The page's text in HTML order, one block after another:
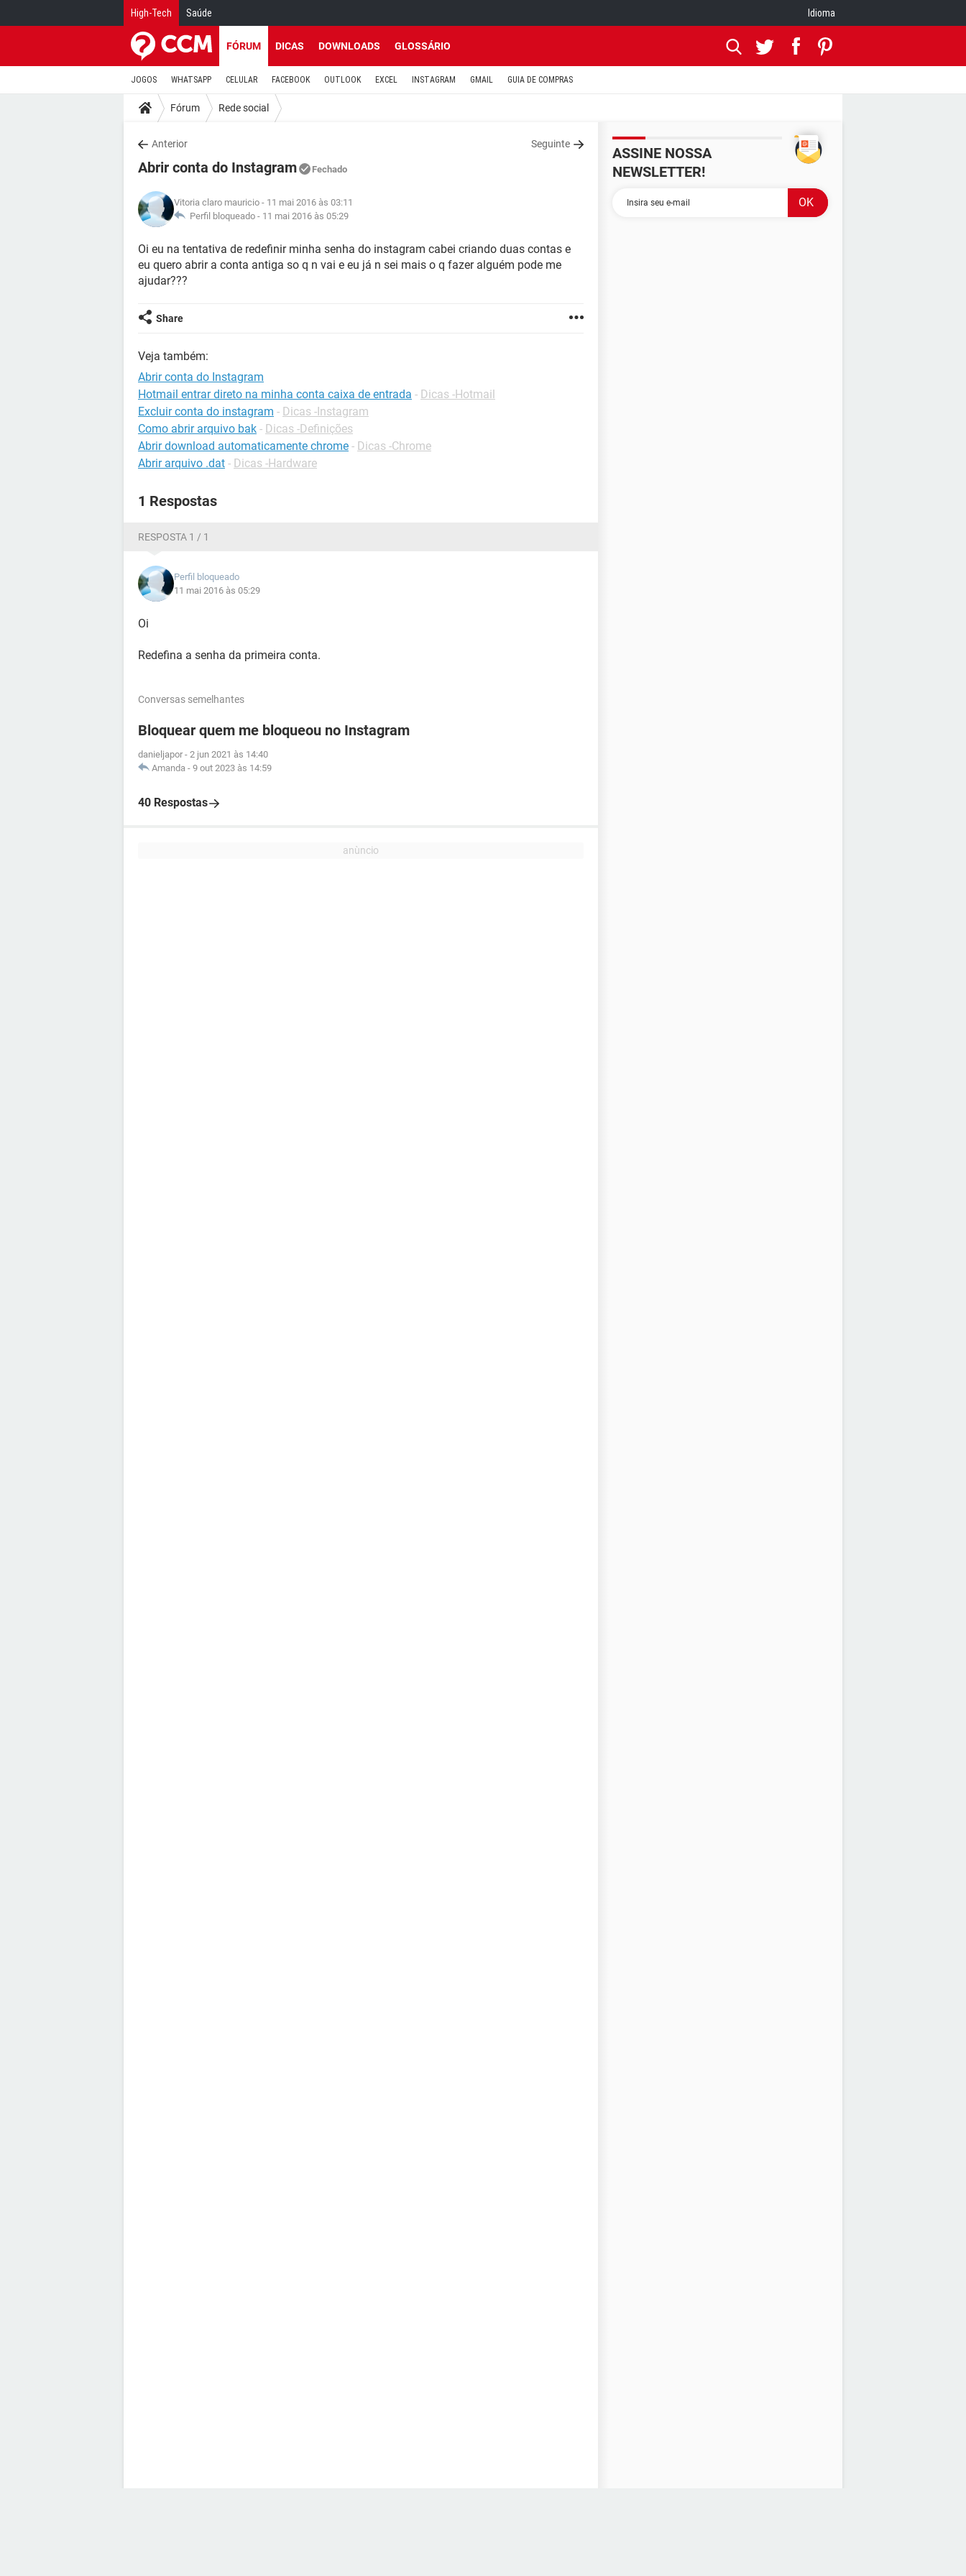
High-Tech Saúde Idioma
FÓRUM DICAS DOWNLOADS GLOSSÁRIO
JOGOS WHATSAPP CELULAR FACEBOOK OUTLOOK EXCEL INSTAGRAM GMAIL GUIA DE COMPRAS
Fórum Rede social
Anterior Seguinte
Abrir conta do Instagram Fechado
Vitoria claro mauricio - 11 mai 2016 às 03:11
Perfil bloqueado - 11 mai 2016 às 05:29
Oi eu na tentativa de redefinir minha senha do instagram cabei criando duas contas e
eu quero abrir a conta antiga so q n vai e eu já n sei mais o q fazer alguém pode me
ajudar???
Share
Veja também:
Abrir conta do Instagram
Hotmail entrar direto na minha conta caixa de entrada - Dicas -Hotmail
Excluir conta do instagram - Dicas -Instagram
Como abrir arquivo bak - Dicas -Definições
Abrir download automaticamente chrome - Dicas -Chrome
Abrir arquivo .dat - Dicas -Hardware
1 Respostas
RESPOSTA 1 / 1
Perfil bloqueado
11 mai 2016 às 05:29
Oi
Redefina a senha da primeira conta.
Conversas semelhantes
Bloquear quem me bloqueou no Instagram
danieljapor - 2 jun 2021 às 14:40
Amanda - 9 out 2023 às 14:59
40 Respostas
ASSINE NOSSA
NEWSLETTER!